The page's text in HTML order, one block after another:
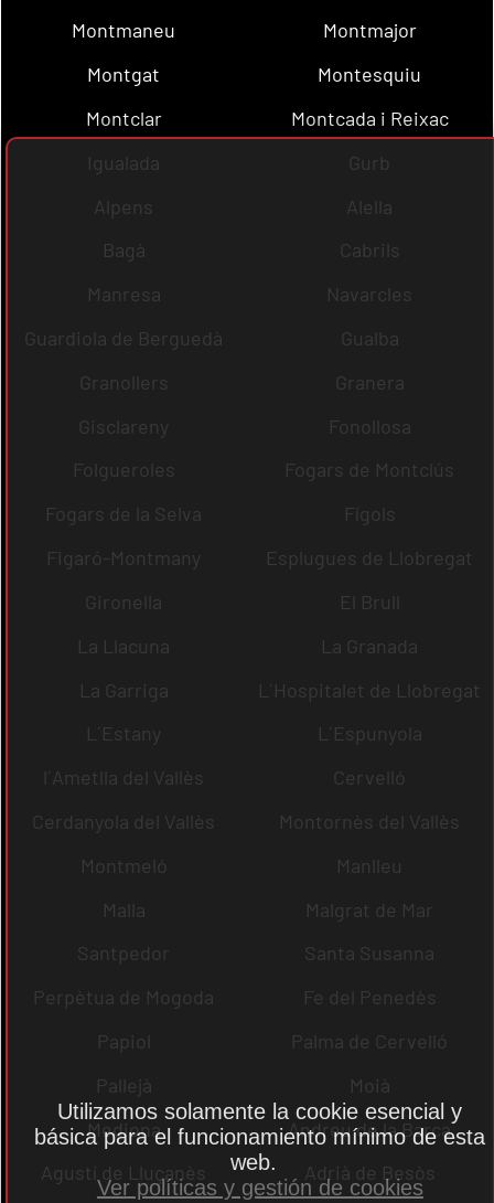
Montmaneu
Montmajor
Montgat
Montesquiu
Montclar
Montcada i Reixac
Igualada
Gurb
Alpens
Alella
Bagà
Cabrils
Manresa
Navarcles
Guardiola de Berguedà
Gualba
Granollers
Granera
Gisclareny
Fonollosa
Folgueroles
Fogars de Montclús
Fogars de la Selva
Fígols
Figaró-Montmany
Esplugues de Llobregat
Gironella
El Brull
La Llacuna
La Granada
La Garriga
L´Hospitalet de Llobregat
L´Estany
L´Espunyola
l´Ametlla del Vallès
Cervelló
Cerdanyola del Vallès
Montornès del Vallès
Montmeló
Manlleu
Malla
Malgrat de Mar
Santpedor
Santa Susanna
Perpètua de Mogoda
Fe del Penedès
Papiol
Palma de Cervelló
Pallejà
Moià
Mediona
Andreu de la Barca
Agustí de Lluçanès
Adrià de Besòs
Utilizamos solamente la cookie esencial y
básica para el funcionamiento mínimo de esta
web.
Ver políticas y gestión de cookies